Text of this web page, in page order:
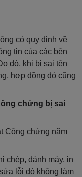
có quy định về
tin của các bên
đó, khi bị sai tên
hợp đồng đó cũng
chứng bị sai
Công chứng năm
chép, đánh máy, in
lỗi đó không làm